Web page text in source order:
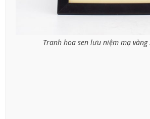
Tranh hoa sen lưu niệm mạ vàng